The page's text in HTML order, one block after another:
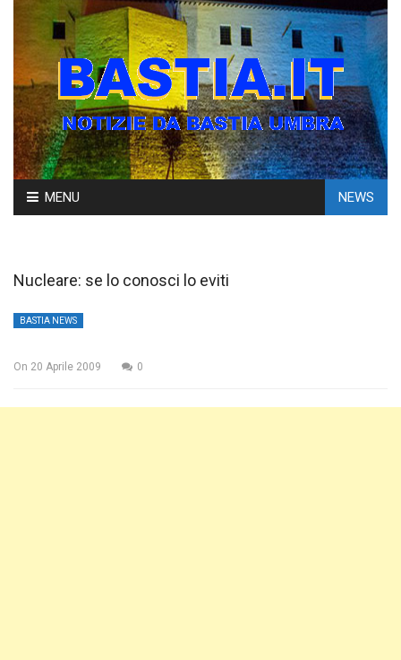
Skip
to
MENU NEWS
Nucleare: se lo conosci lo eviti
BASTIA NEWS
On 20 Aprile 2009 0